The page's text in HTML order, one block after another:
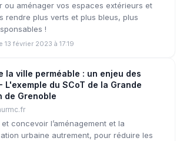
ou aménager vos espaces extérieurs et
rendre plus verts et plus bleus, plus
!
13 février 2023 à 17:19
la ville perméable : un enjeu des
L'exemple du SCoT de la Grande
de Grenoble
concevoir l’aménagement et la
urbaine autrement, pour réduire les